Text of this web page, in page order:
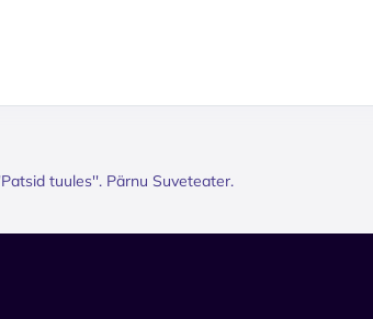
tuules''. Pärnu Suveteater.